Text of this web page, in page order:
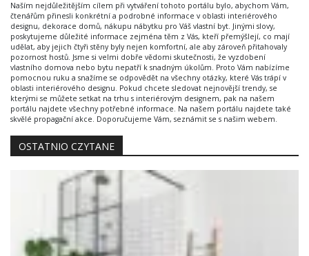
Naším nejdůležitějším cílem při vytváření tohoto portálu bylo, abychom Vám,
čtenářům přinesli konkrétní a podrobné informace v oblasti interiérového
designu, dekorace domů, nákupu nábytku pro Váš vlastní byt. Jinými slovy,
poskytujeme důležité informace zejména těm z Vás, kteří přemýšlejí, co mají
udělat, aby jejich čtyři stěny byly nejen komfortní, ale aby zároveň přitahovaly
pozornost hostů. Jsme si velmi dobře vědomi skutečnosti, že vyzdobení
vlastního domova nebo bytu nepatří k snadným úkolům. Proto Vám nabízíme
pomocnou ruku a snažíme se odpovědět na všechny otázky, které Vás trápí v
oblasti interiérového designu. Pokud chcete sledovat nejnovější trendy, se
kterými se můžete setkat na trhu s interiérovým designem, pak na našem
portálu najdete všechny potřebné informace. Na našem portálu najdete také
skvělé propagační akce. Doporučujeme Vám, seznámit se s našim webem.
OSTATNIO CZYTANE